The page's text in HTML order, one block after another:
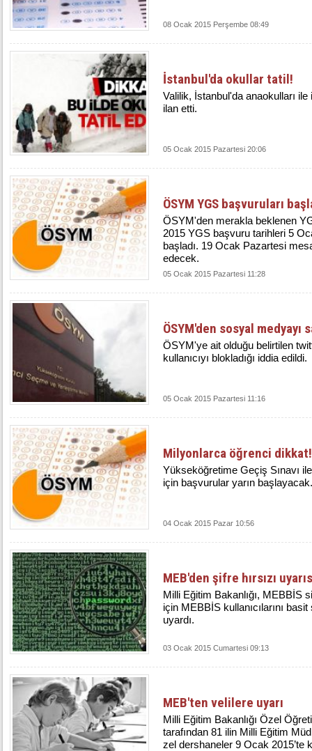
08 Ocak 2015 Perşembe 08:49
İstanbul'da okullar tatil!
Valilik, İstanbul'da anaokulları
ilan etti.
05 Ocak 2015 Pazartesi 20:06
ÖSYM YGS başvuruları
ÖSYM'den merakla beklenen
2015 YGS başvuru tarihleri 5
başladı. 19 Ocak Pazartesi
edecek.
05 Ocak 2015 Pazartesi 11:28
ÖSYM'den sosyal medyayı
ÖSYM'ye ait olduğu belirtilen
kullanıcıyı blokladığı iddia edildi.
05 Ocak 2015 Pazartesi 11:16
Milyonlarca öğrenci dikkat!
Yükseköğretime Geçiş Sınavı
için başvurular yarın başlayacak.
04 Ocak 2015 Pazar 10:56
MEB'den şifre hırsızı
Milli Eğitim Bakanlığı, MEBBİS
için MEBBİS kullanıcılarını
uyardı.
03 Ocak 2015 Cumartesi 09:13
MEB'ten velilere uyarı
Mil­li Eği­tim Ba­kan­lı­ğı Özel
ta­ra­fın­dan 81 ilin Mil­li Eği­tim
zel ders­ha­ne­ler 9 Ocak 2015’te